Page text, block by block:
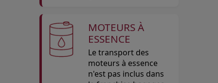
MOTEURS À
ESSENCE
Le transport des
moteurs à essence
n'est pas inclus dans